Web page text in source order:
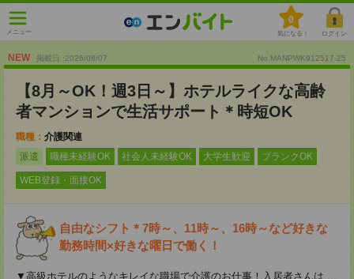
メニュー
0
気になる！ ログイン
NEW 掲載日 :2026/08/07 No.MANPWK912517-25
【8月～OK！週3日～】ホテルライクな高齢
者マンションで生活サポート＊時短OK
職種： 介護関連
派遣
職種未経験OK 社会人未経験OK 大学生歓迎 ブランクOK
WEB登録・面接OK
自由なシフト＊7時～、11時～、16時～など好きな
勤務時間×好きな曜日で働く！
▼高級ホテルのようなキレイな職場で介護のお仕事！入居者さんは ...